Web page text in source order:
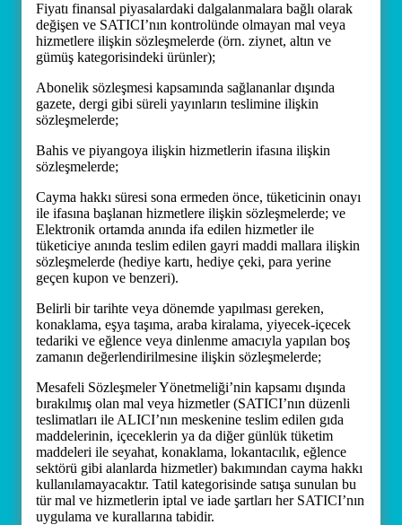
Fiyatı finansal piyasalardaki dalgalanmalara bağlı olarak
değişen ve SATICI’nın kontrolünde olmayan mal veya
hizmetlere ilişkin sözleşmelerde (örn. ziynet, altın ve
gümüş kategorisindeki ürünler);
Abonelik sözleşmesi kapsamında sağlananlar dışında
gazete, dergi gibi süreli yayınların teslimine ilişkin
sözleşmelerde;
Bahis ve piyangoya ilişkin hizmetlerin ifasına ilişkin
sözleşmelerde;
Cayma hakkı süresi sona ermeden önce, tüketicinin onayı
ile ifasına başlanan hizmetlere ilişkin sözleşmelerde; ve
Elektronik ortamda anında ifa edilen hizmetler ile
tüketiciye anında teslim edilen gayri maddi mallara ilişkin
sözleşmelerde (hediye kartı, hediye çeki, para yerine
geçen kupon ve benzeri).
Belirli bir tarihte veya dönemde yapılması gereken,
konaklama, eşya taşıma, araba kiralama, yiyecek-içecek
tedariki ve eğlence veya dinlenme amacıyla yapılan boş
zamanın değerlendirilmesine ilişkin sözleşmelerde;
Mesafeli Sözleşmeler Yönetmeliği’nin kapsamı dışında
bırakılmış olan mal veya hizmetler (SATICI’nın düzenli
teslimatları ile ALICI’nın meskenine teslim edilen gıda
maddelerinin, içeceklerin ya da diğer günlük tüketim
maddeleri ile seyahat, konaklama, lokantacılık, eğlence
sektörü gibi alanlarda hizmetler) bakımından cayma hakkı
kullanılamayacaktır. Tatil kategorisinde satışa sunulan bu
tür mal ve hizmetlerin iptal ve iade şartları her SATICI’nın
uygulama ve kurallarına tabidir.